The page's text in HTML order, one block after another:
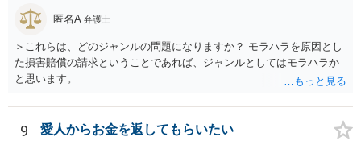
くて、一般社会の中のルールに基づいて、「約束（契約）したことを
守らない場合には、法的措置を講じる」という当たり前の対応を取る
べきであろうかと思います。もちろん、現実的に一括で返済出来る状
況ではないのかもしれませんが、分割でもきちんと返済をさせる合意
を取り付けるべきです。訴訟を提起した上で、「裁判上の和解」（分
割での返済）をすれば、その返済を怠った場合には強制執行（国の力
で強制的に相手方から財産を取り上げて、そこから回収する）という
ことができます。まずは、弁護士に相談をすることから初めて頂いた
方が良いかと思います。
匿名A 弁護士
＞これらは、どのジャンルの問題になりますか？ モラハラを原因とし
た損害賠償の請求ということであれば、ジャンルとしてはモラハラか
と思います。
9 愛人からお金を返してもらいたい